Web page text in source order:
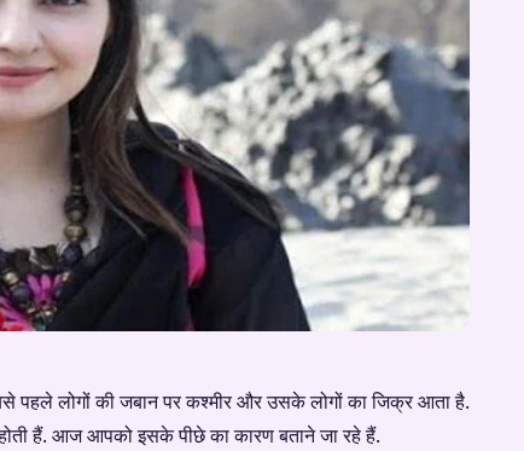
पहले लोगों की जबान पर कश्मीर और उसके लोगों का जिक्र आता है.
हैं. आज आपको इसके पीछे का कारण बताने जा रहे हैं.